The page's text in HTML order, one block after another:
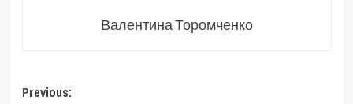
Валентина Торомченко
Post
Previous: